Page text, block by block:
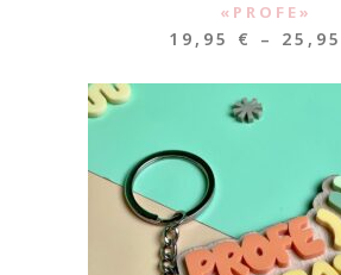
«PROFE»
19,95 € – 25,95